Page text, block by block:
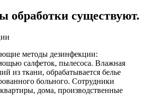
обработки существуют.
методы дезинфекции:
салфеток, пылесоса. Влажная
из ткани, обрабатывается белье
больного. Сотрудники
дома, производственные